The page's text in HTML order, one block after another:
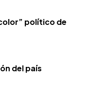
político de
del país